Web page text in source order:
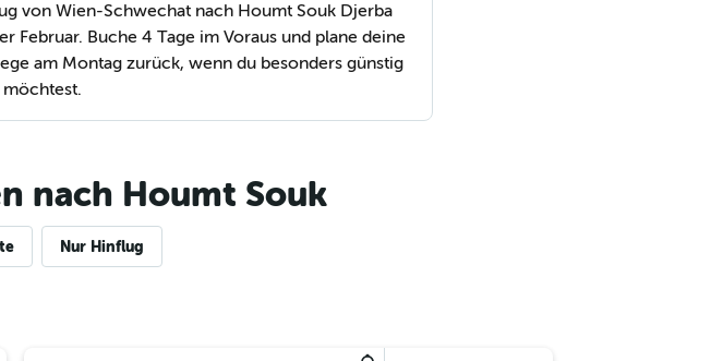
von Wien-Schwechat nach Houmt Souk Djerba
Buche 4 Tage im Voraus und plane deine
am Montag zurück, wenn du besonders günstig
möchtest.
nach Houmt Souk
Nur Hinflug